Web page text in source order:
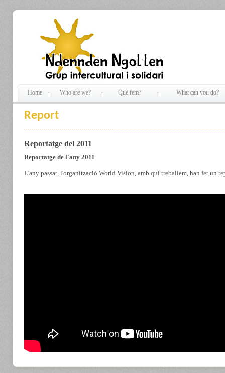
Home Who are we? Què fem? What can you do?
Report
Reportatge del 2011
Reportatge de l'any 2011
L'any passat, l'organització World Vision, amb qui treballem, han fet un